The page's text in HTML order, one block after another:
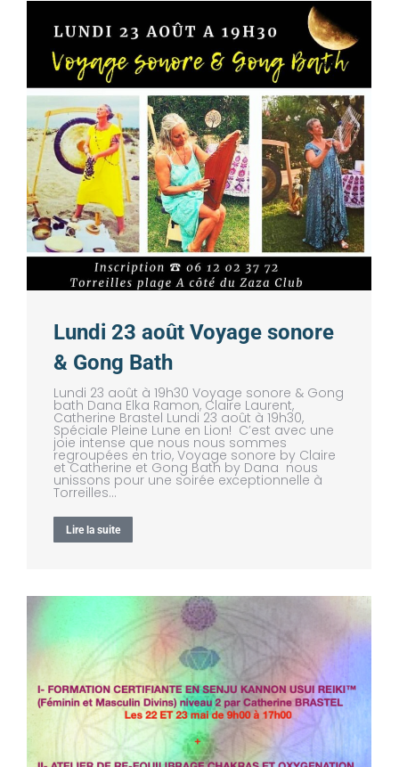
Lundi 23 août Voyage sonore
& Gong Bath
Lundi 23 août à 19h30 Voyage sonore & Gong
bath Dana Elka Ramon, Claire Laurent,
Catherine Brastel Lundi 23 août à 19h30,
Spéciale Pleine Lune en Lion! C’est avec une
joie intense que nous nous sommes
regroupées en trio, Voyage sonore by Claire
et Catherine et Gong Bath by Dana nous
unissons pour une soirée exceptionnelle à
Torreilles…
Lire la suite